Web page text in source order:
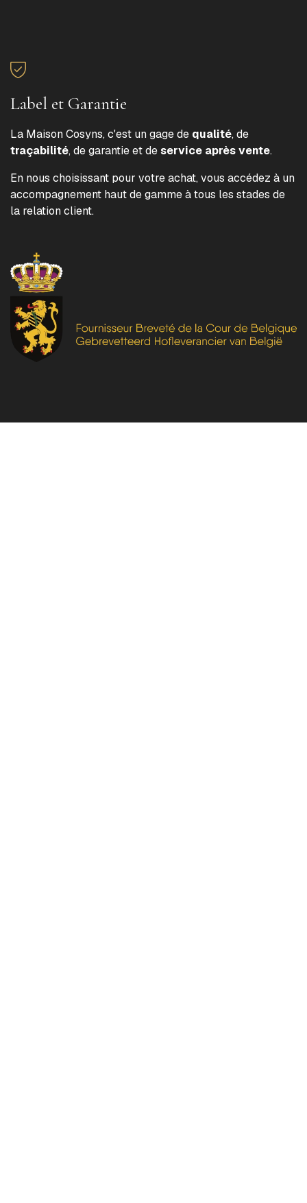
Label et Garantie
La Maison Cosyns, c'est un gage de qualité, de
traçabilité, de garantie et deservice après vente.
En nous choisissant pour votre achat, vous accédez à un
accompagnement haut de gamme à tous les stades de
la relation client.